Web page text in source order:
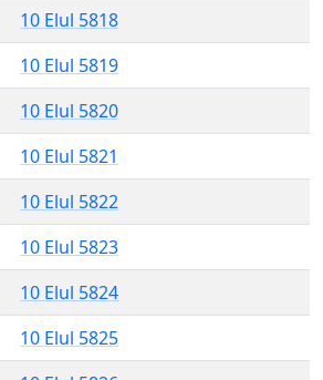
10 Elul 5818
10 Elul 5819
10 Elul 5820
10 Elul 5821
10 Elul 5822
10 Elul 5823
10 Elul 5824
10 Elul 5825